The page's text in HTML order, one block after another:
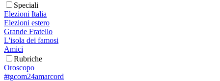
Speciali
Elezioni Italia
Elezioni estero
Grande Fratello
L'isola dei famosi
Amici
Rubriche
Oroscopo
#tgcom24amarcord